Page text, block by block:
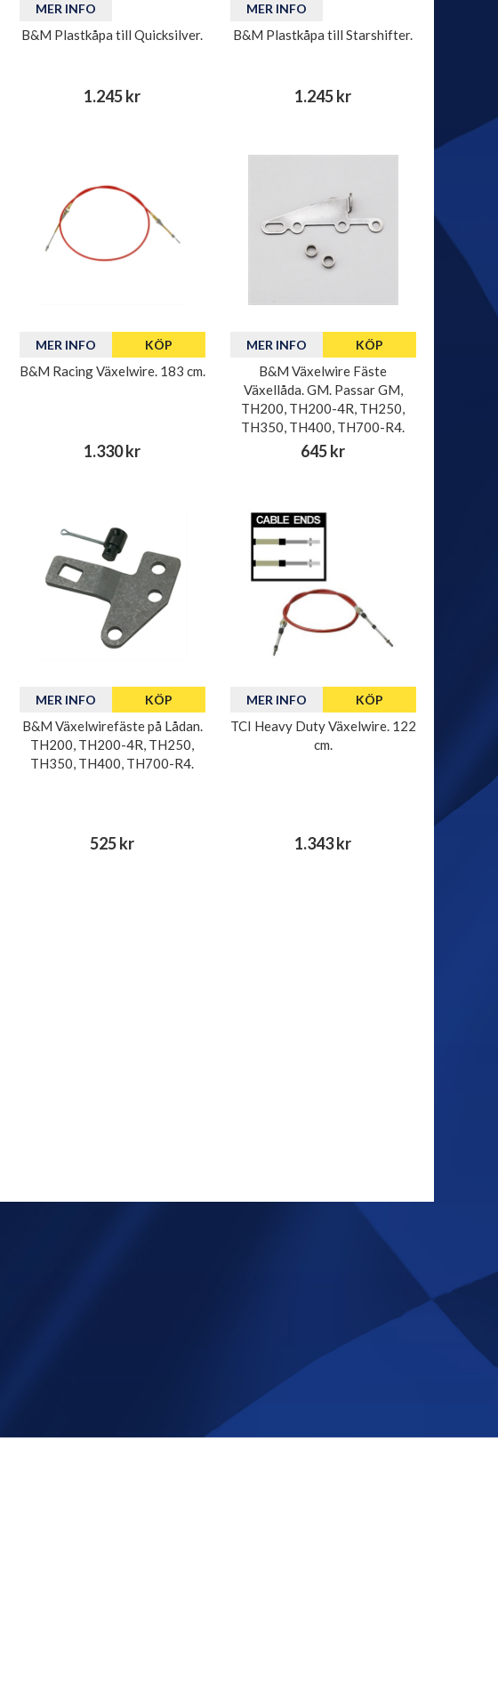
MER INFO
B&M Plastkåpa till Quicksilver.
1.245 kr
MER INFO
B&M Plastkåpa till Starshifter.
1.245 kr
MER INFO KÖP
B&M Racing Växelwire. 183 cm.
1.330 kr
MER INFO KÖP
B&M Växelwire Fäste
Växellåda. GM. Passar GM,
TH200, TH200-4R, TH250,
TH350, TH400, TH700-R4.
645 kr
MER INFO KÖP
B&M Växelwirefäste på Lådan.
TH200, TH200-4R, TH250,
TH350, TH400, TH700-R4.
525 kr
MER INFO KÖP
TCI Heavy Duty Växelwire. 122
cm.
1.343 kr